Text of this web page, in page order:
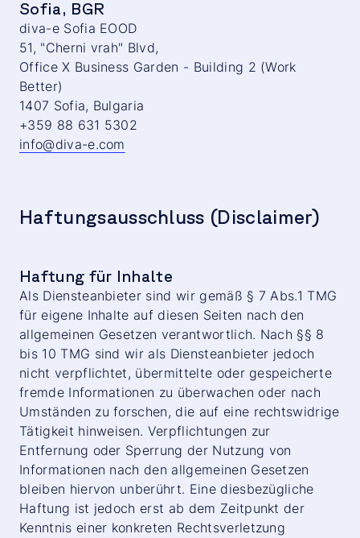
Sofia, BGR
diva-e Sofia EOOD
51, "Cherni vrah" Blvd,
Office X Business Garden - Building 2 (Work
Better)
1407 Sofia, Bulgaria
+359 88 631 5302
info@diva-e.com
Haftungsausschluss (Disclaimer)
Haftung für Inhalte
Als Diensteanbieter sind wir gemäß § 7 Abs.1 TMG
für eigene Inhalte auf diesen Seiten nach den
allgemeinen Gesetzen verantwortlich. Nach §§ 8
bis 10 TMG sind wir als Diensteanbieter jedoch
nicht verpflichtet, übermittelte oder gespeicherte
fremde Informationen zu überwachen oder nach
Umständen zu forschen, die auf eine rechtswidrige
Tätigkeit hinweisen. Verpflichtungen zur
Entfernung oder Sperrung der Nutzung von
Informationen nach den allgemeinen Gesetzen
bleiben hiervon unberührt. Eine diesbezügliche
Haftung ist jedoch erst ab dem Zeitpunkt der
Kenntnis einer konkreten Rechtsverletzung